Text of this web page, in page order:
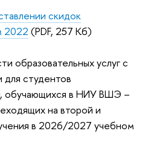
скидок
2022 (PDF, 257 Кб)
образовательных услуг с
для студентов
обучающихся в НИУ ВШЭ –
на второй и
в 2026/2027 учебном